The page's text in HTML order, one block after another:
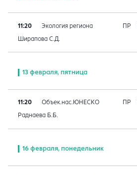
11:20 Экология региона ПР
Ширапова С.Д.
13 февраля, пятница
11:20 Объек.нас.ЮНЕСКО ПР
Раднаева Б.Б.
16 февраля, понедельник